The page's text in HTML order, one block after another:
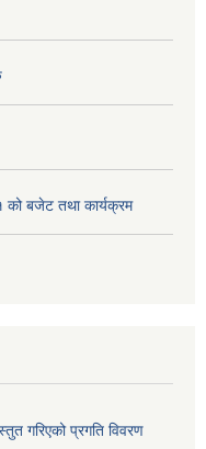
बजेट तथा कार्यक्रम
गरिएको प्रगति विवरण